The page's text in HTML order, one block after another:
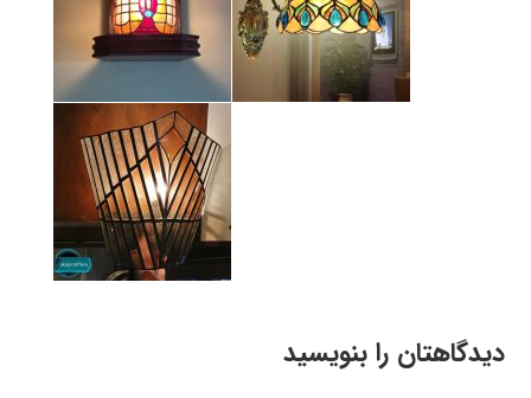
دیدگاهتان را بنویسید